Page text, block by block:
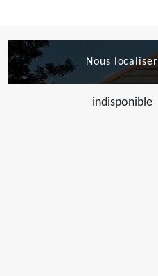
Nous localiser
indisponible